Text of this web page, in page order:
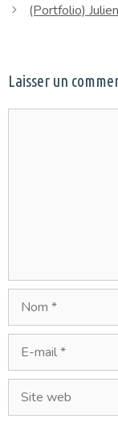
(Portfolio)
Laisser un
mail
web